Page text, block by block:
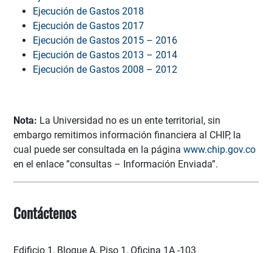
Ejecución de Gastos 2018
Ejecución de Gastos 2017
Ejecución de Gastos 2015 – 2016
Ejecución de Gastos 2013 – 2014
Ejecución de Gastos 2008 – 2012
Nota: La Universidad no es un ente territorial, sin
embargo remitimos información financiera al CHIP, la
cual puede ser consultada en la página www.chip.gov.co
en el enlace ”consultas – Información Enviada”.
Contáctenos
Edificio 1, Bloque A, Piso 1, Oficina 1A -103